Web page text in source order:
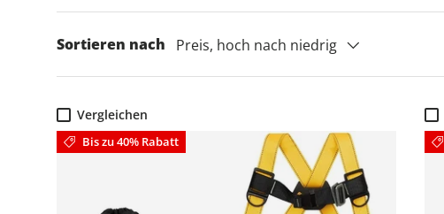
Sortieren nach Preis, hoch nach niedrig
Vergleichen
Bis zu 40% Rabatt